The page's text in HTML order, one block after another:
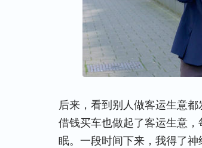
后来，看到别人做客运生意
借钱买车也做起了客运生意
眠。一段时间下来，我得了